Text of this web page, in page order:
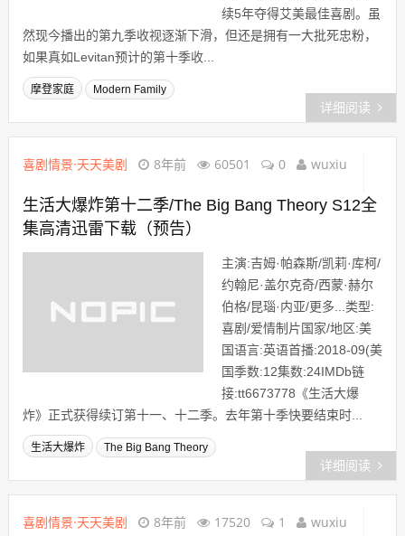
续5年夺得艾美最佳喜剧。虽
然现今播出的第九季收视逐渐下滑，但还是拥有一大批死忠粉，
如果真如Levitan预计的第十季收...
摩登家庭 Modern Family
详细阅读
喜剧情景·天天美剧 8年前 60501 0 wuxiu
生活大爆炸第十二季/The Big Bang Theory S12全
集高清迅雷下载（预告）
主演:吉姆·帕森斯/凯莉·库柯/
约翰尼·盖尔克奇/西蒙·赫尔
伯格/昆瑙·内亚/更多...类型:
喜剧/爱情制片国家/地区:美
国语言:英语首播:2018-09(美
国季数:12集数:24IMDb链
接:tt6673778《生活大爆
炸》正式获得续订第十一、十二季。去年第十季快要结束时...
生活大爆炸 The Big Bang Theory
详细阅读
喜剧情景·天天美剧 8年前 17520 1 wuxiu